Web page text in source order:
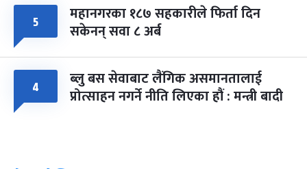
५ महानगरका १८७ सहकारीले फिर्ता दिन
सकेनन् सवा ८ अर्ब
४ ब्लु बस सेवाबाट लैंगिक असमानतालाई
प्रोत्साहन नगर्ने नीति लिएका हौं : मन्त्री बादी